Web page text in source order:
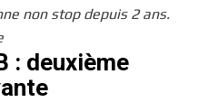
non stop depuis 2 ans.
: deuxième